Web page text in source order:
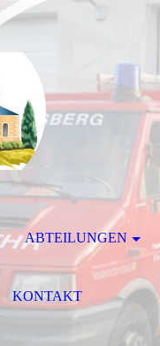
ABTEILUNGEN
KONTAKT